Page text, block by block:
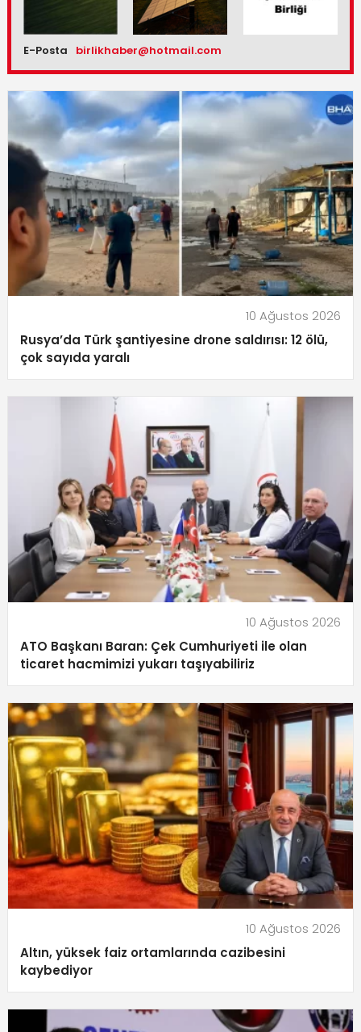
E-Posta birlikhaber@hotmail.com
10 Ağustos 2026
Rusya’da Türk şantiyesine drone saldırısı: 12 ölü,
çok sayıda yaralı
10 Ağustos 2026
ATO Başkanı Baran: Çek Cumhuriyeti ile olan
ticaret hacmimizi yukarı taşıyabiliriz
10 Ağustos 2026
Altın, yüksek faiz ortamlarında cazibesini
kaybediyor